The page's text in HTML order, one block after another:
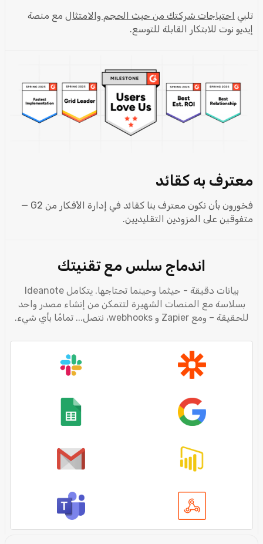
تلبي احتياجات شركتك من حيث الحجم والامتثال مع منصة
إيديو نوت للابتكار القابلة للتوسع.
معترف به كقائد
فخورون بأن نكون معترف بنا كقائد في إدارة الأفكار من G2 —
متفوقين على المزودين التقليديين.
اندماج سلس مع تقنيتك
بيانات دقيقة - حيثما وحينما تحتاجها. يتكامل Ideanote
بسلاسة مع المنصات الشهيرة لتتمكن من إنشاء مصدر واحد
للحقيقة – ومع Zapier و webhooks، نتصل... تمامًا بأي شيء.